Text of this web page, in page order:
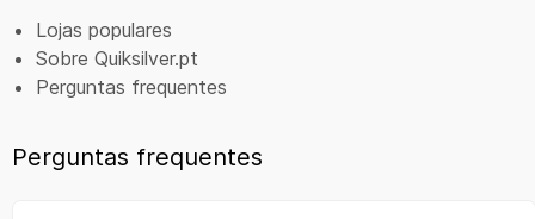
Lojas populares
Sobre Quiksilver.pt
Perguntas frequentes
Perguntas frequentes